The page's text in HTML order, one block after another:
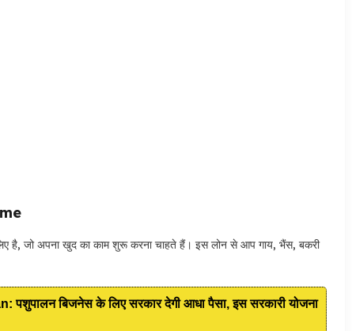
है, जो अपना खुद का काम शुरू करना चाहते हैं। इस लोन से आप गाय, भैंस, बकरी
बिजनेस के लिए सरकार देगी आधा पैसा, इस सरकारी योजना